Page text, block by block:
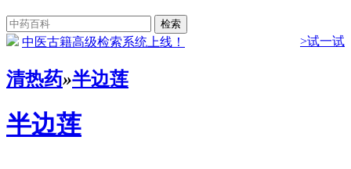
中医古籍高级检索系统上线！ >试一试
清热药»半边莲
半边莲